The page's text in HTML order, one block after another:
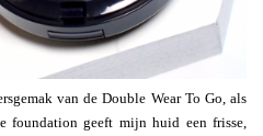
van de Double Wear To Go, als
geeft mijn huid een frisse,